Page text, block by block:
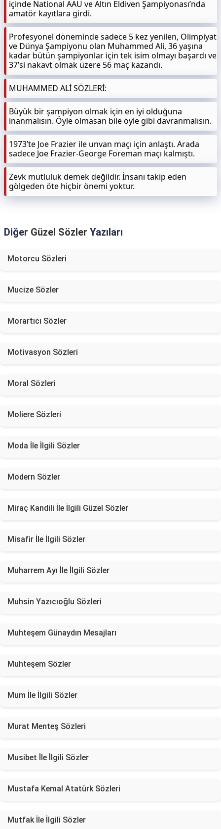
içinde National AAU ve Altın Eldiven Şampiyonası’nda
amatör kayıtlara girdi.
Profesyonel döneminde sadece 5 kez yenilen, Olimpiyat
ve Dünya Şampiyonu olan Muhammed Ali, 36 yaşına
kadar bütün şampiyonlar için tek isim olmayı başardı ve
37’si nakavt olmak üzere 56 maç kazandı.
MUHAMMED ALİ SÖZLERİ:
Büyük bir şampiyon olmak için en iyi olduğuna
inanmalısın. Öyle olmasan bile öyle gibi davranmalısın.
1973’te Joe Frazier ile unvan maçı için anlaştı. Arada
sadece Joe Frazier-George Foreman maçı kalmıştı.
Zevk mutluluk demek değildir. İnsanı takip eden
gölgeden öte hiçbir önemi yoktur.
Diğer Güzel Sözler Yazıları
Motorcu Sözleri
Mucize Sözler
Morartıcı Sözler
Motivasyon Sözleri
Moral Sözleri
Moliere Sözleri
Moda İle İlgili Sözler
Modern Sözler
Miraç Kandili İle İlgili Güzel Sözler
Misafir İle İlgili Sözler
Muharrem Ayı İle İlgili Sözler
Muhsin Yazıcıoğlu Sözleri
Muhteşem Günaydın Mesajları
Muhteşem Sözler
Mum İle İlgili Sözler
Murat Menteş Sözleri
Musibet İle İlgili Sözler
Mustafa Kemal Atatürk Sözleri
Mutfak İle İlgili Sözler